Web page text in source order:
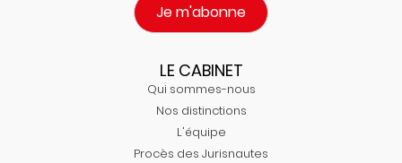
Je m'abonne
LE CABINET
Qui sommes-nous
Nos distinctions
L'équipe
Procès des Jurisnautes